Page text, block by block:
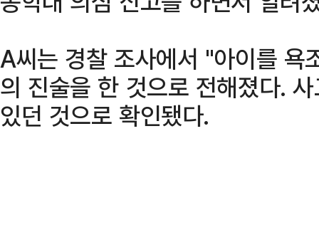
A씨는 경찰 조사에서 "아이를
의 진술을 한 것으로 전해졌다.
있던 것으로 확인됐다.